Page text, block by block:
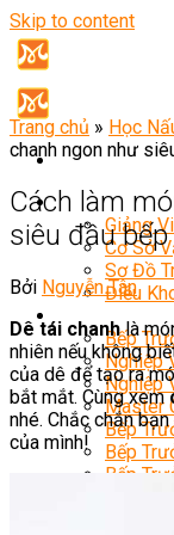
Skip to content
Giới Thiệu
Giảng
Cơ Sở
Sơ Đồ
Điều
Khóa Học
Bếp
Nghiệp
Nghiệp
Master
Bếp
Bếp
Bếp
Trang chủ » Học
chanh ngon như
Cách làm
siêu đầu bếp
Bởi Nguyễn Tân
Dê tái chanhlà
nhiên nếu không
của dê để tạo ra
bắt mắt. Cùng xem
nhé. Chắc chắn
của mình!